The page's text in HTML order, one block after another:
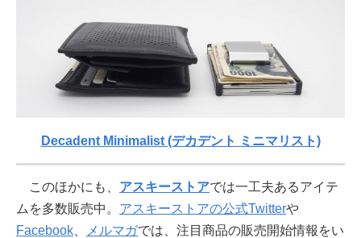
Decadent Minimalist (デカデント ミニマリスト)
このほかにも、 アスキーストアでは一工夫あるアイテ
ムを多数販売中。 アスキーストアの公式Twitterや
Facebook
メルマガでは、注目商品の販売開始情報をい